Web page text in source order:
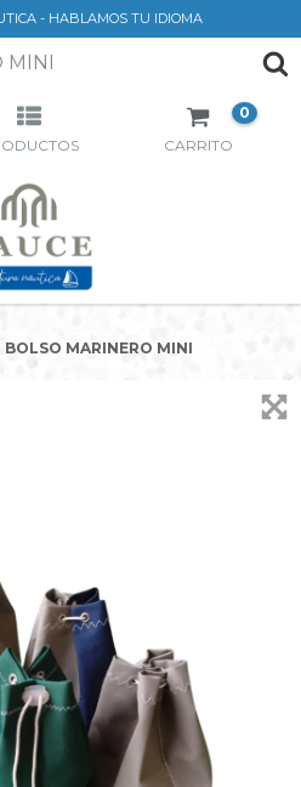
- HABLAMOS TU IDIOMA
MINI
CARRITO
0
BOLSO MARINERO MINI